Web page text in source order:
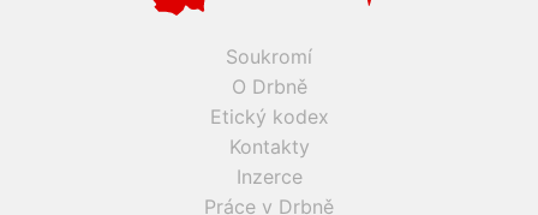
Soukromí
O Drbně
Etický kodex
Kontakty
Inzerce
Práce v Drbně